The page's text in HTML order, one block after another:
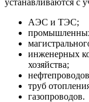
устанавливаются с
АЭС и ТЭС;
инженерных
хозяйства;
труб
газопроводов.